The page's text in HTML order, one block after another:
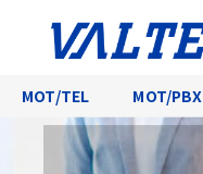
MOT/TEL MOT/PBX